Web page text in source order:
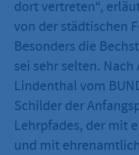
dort vertreten“,
von der städtischen
Besonders die
sei sehr selten. Nach
Lindenthal vom
Schilder der
Lehrpfades, der mit
und mit